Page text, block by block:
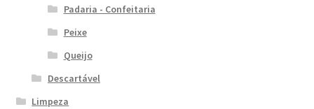
Padaria - Confeitaria
Peixe
Queijo
Descartável
Limpeza